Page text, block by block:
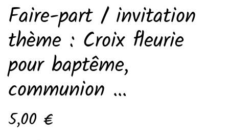
Faire-part / invitation
thème : Croix fleurie
pour baptême,
communion ...
5,00 €